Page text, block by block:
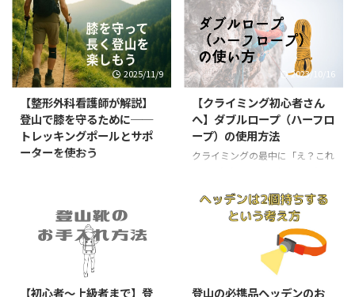
2025/11/9
【整形外科看護師が解説】
登山で膝を守るために──
トレッキングポールとサポ
ーターを使おう
の悩みを持たれている方が多いで
す。 昔はそれほどでもなかった
のに… 年齢を重ねるにつれ重い
荷物を背負うテント泊を避けるよ
2023/10/16
【クライミング初心者さん
へ】ダブルロープ（ハーフロ
ープ）の使用方法
クライミングの最中に「え？これ
い方を見かけた事、ありません
か？ 正しく道具を使用するとい
うことは安全にクライミングを楽
しむため、自分だけでなく、同行
のメンバーや周囲のクライマーへ
【初心者～上級者まで】登 登山の必携品ヘッデンのお